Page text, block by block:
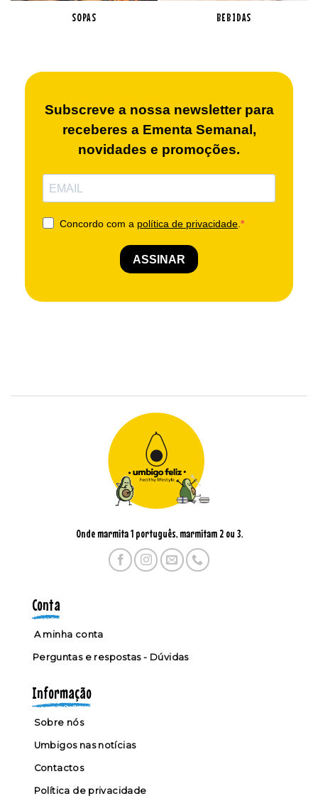
SOPAS BEBIDAS
Onde marmita 1 português, marmitam 2 ou 3.
Conta
A minha conta
Perguntas e respostas - Dúvidas
Informação
Sobre nós
Umbigos nas notícias
Contactos
Política de privacidade